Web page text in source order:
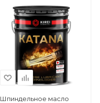
Шпиндельное масло